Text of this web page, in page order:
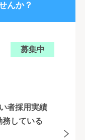
んか？
募集中
者採用実績
している